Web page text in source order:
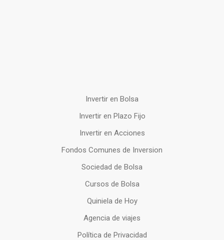
Invertir en Bolsa
Invertir en Plazo Fijo
Invertir en Acciones
Fondos Comunes de Inversion
Sociedad de Bolsa
Cursos de Bolsa
Quiniela de Hoy
Agencia de viajes
Política de Privacidad